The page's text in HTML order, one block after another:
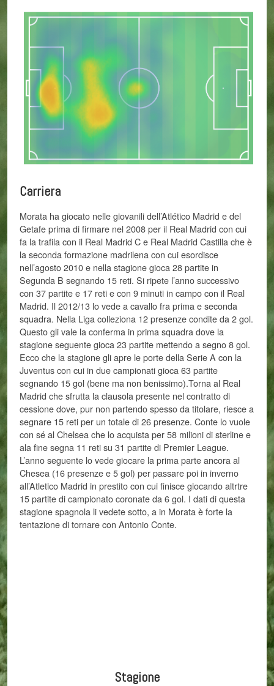
Carriera
Morata ha giocato nelle giovanili dell’Atlético Madrid e del
Getafe prima di firmare nel 2008 per il Real Madrid con cui
fa la trafila con il Real Madrid C e Real Madrid Castilla che è
la seconda formazione madrilena con cui esordisce
nell’agosto 2010 e nella stagione gioca 28 partite in
Segunda B segnando 15 reti. Si ripete l’anno successivo
con 37 partite e 17 reti e con 9 minuti in campo con il Real
Madrid. Il 2012/13 lo vede a cavallo fra prima e seconda
squadra. Nella Liga colleziona 12 presenze condite da 2 gol.
Questo gli vale la conferma in prima squadra dove la
stagione seguente gioca 23 partite mettendo a segno 8 gol.
Ecco che la stagione gli apre le porte della Serie A con la
Juventus con cui in due campionati gioca 63 partite
segnando 15 gol (bene ma non benissimo).Torna al Real
Madrid che sfrutta la clausola presente nel contratto di
cessione dove, pur non partendo spesso da titolare, riesce a
segnare 15 reti per un totale di 26 presenze. Conte lo vuole
con sé al Chelsea che lo acquista per 58 milioni di sterline e
ala fine segna 11 reti su 31 partite di Premier League.
L’anno seguente lo vede giocare la prima parte ancora al
Chesea (16 presenze e 5 gol) per passare poi in inverno
all’Atletico Madrid in prestito con cui finisce giocando altrtre
15 partite di campionato coronate da 6 gol. I dati di questa
stagione spagnola li vedete sotto, a in Morata è forte la
tentazione di tornare con Antonio Conte.
Stagione